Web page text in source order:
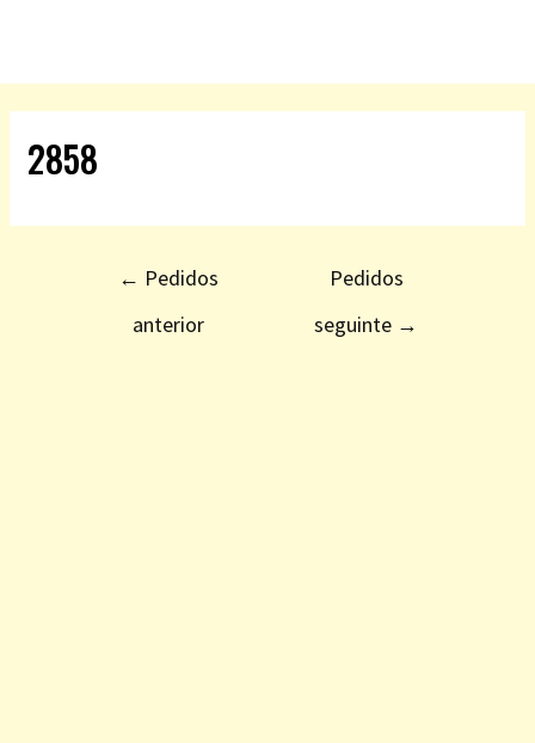
2858
← Pedidos
anterior
Pedidos
seguinte →